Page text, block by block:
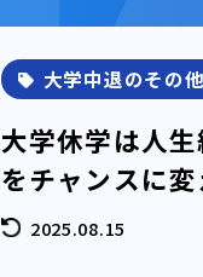
大学中退のその
大学休学は人
をチャンスに
2025.08.15